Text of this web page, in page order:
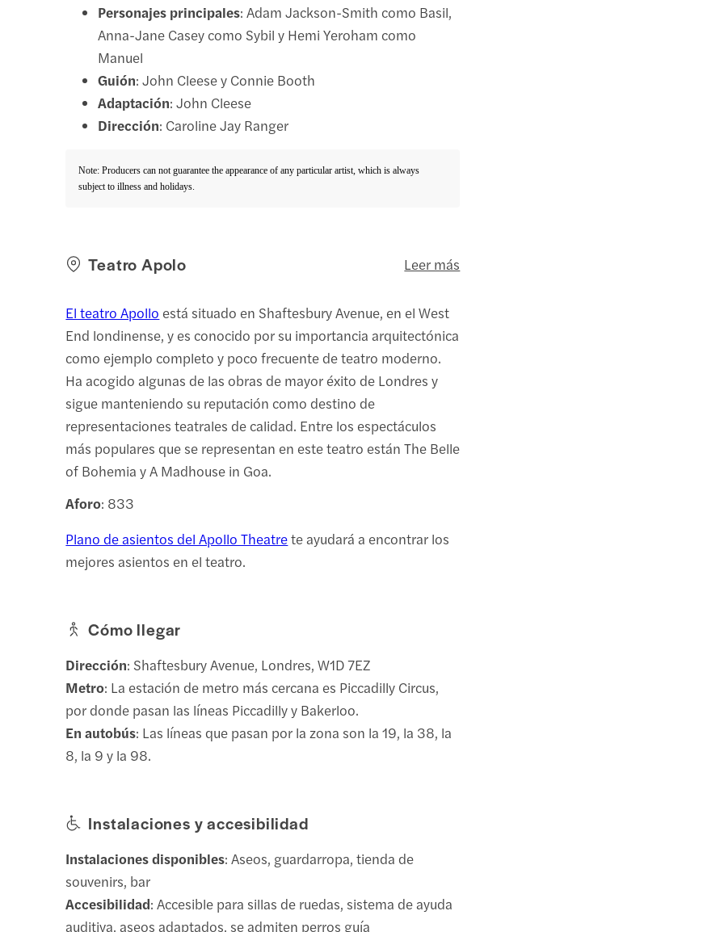
Personajes principales: Adam Jackson-Smith como Basil,
Anna-Jane Casey como Sybil y Hemi Yeroham como
Manuel
Guión: John Cleese y Connie Booth
Adaptación: John Cleese
Dirección: Caroline Jay Ranger
Note: Producers can not guarantee the appearance of any particular artist, which is always
subject to illness and holidays.
Teatro Apolo Leer más
El teatro Apollo está situado en Shaftesbury Avenue, en el West
End londinense, y es conocido por su importancia arquitectónica
como ejemplo completo y poco frecuente de teatro moderno.
Ha acogido algunas de las obras de mayor éxito de Londres y
sigue manteniendo su reputación como destino de
representaciones teatrales de calidad. Entre los espectáculos
más populares que se representan en este teatro están The Belle
of Bohemia y A Madhouse in Goa.
Aforo: 833
Plano de asientos del Apollo Theatrete ayudará a encontrar los
mejores asientos en el teatro.
Cómo llegar
Dirección: Shaftesbury Avenue, Londres, W1D 7EZ
Metro: La estación de metro más cercana es Piccadilly Circus,
por donde pasan las líneas Piccadilly y Bakerloo.
En autobús: Las líneas que pasan por la zona son la 19, la 38, la
8, la 9 y la 98.
Instalaciones y accesibilidad
Instalaciones disponibles: Aseos, guardarropa, tienda de
souvenirs, bar
Accesibilidad: Accesible para sillas de ruedas, sistema de ayuda
auditiva, aseos adaptados, se admiten perros guía